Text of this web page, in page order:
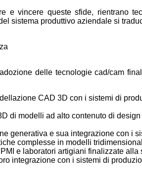
e vincere queste sfide, rientrano
sistema produttivo aziendale si
delle tecnologie cad/cam
CAD 3D con i sistemi di
di modelli ad alto contenuto di
generativa e sua integrazione con i
complesse in modelli
e laboratori artigiani finalizzate
integrazione con i sistemi di